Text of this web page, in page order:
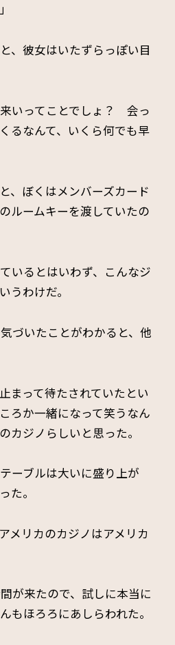
、彼女はいたずらっぽい目
来いってことでしょ？ 会っ
るなんて、いくら何でも早
、ぼくはメンバーズカード
ルームキーを渡していたの
いるとはいわず、こんなジ
うわけだ。
づいたことがわかると、他
まって待たされていたとい
ろか一緒になって笑うなん
カジノらしいと思った。
ーブルは大いに盛り上が
た。
メリカのカジノはアメリカ
が来たので、試しに本当に
もほろろにあしらわれた。